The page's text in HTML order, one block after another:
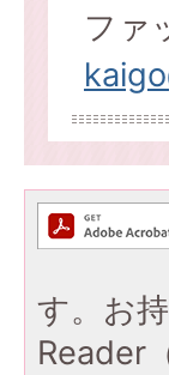
ファ
す。お
Reader